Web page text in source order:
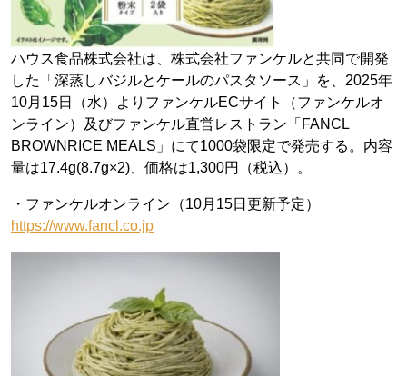
ハウス食品株式会社は、株式会社ファンケルと共同で開発
した「深蒸しバジルとケールのパスタソース」を、2025年
10月15日（水）よりファンケルECサイト（ファンケルオ
ンライン）及びファンケル直営レストラン「FANCL
BROWNRICE MEALS」にて1000袋限定で発売する。内容
量は17.4g(8.7g×2)、価格は1,300円（税込）。
・ファンケルオンライン（10月15日更新予定）
https://www.fancl.co.jp